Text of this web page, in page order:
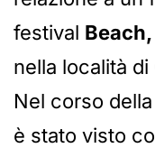
festival
nella località di
Nel corso
è stato visto